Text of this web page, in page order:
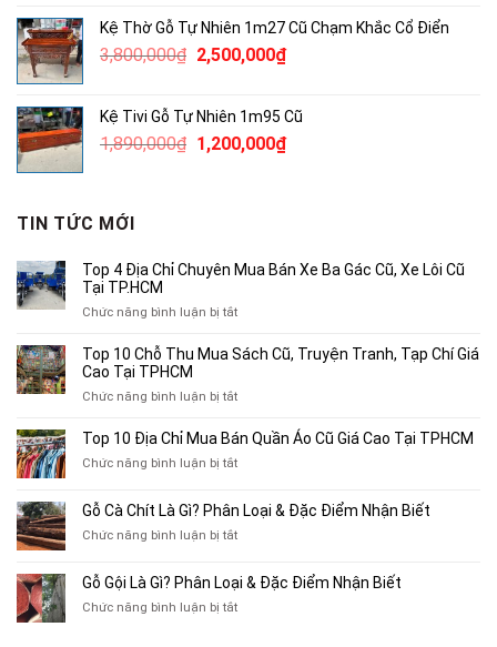
380,000₫.là:
250,000₫.
Kệ Thờ Gỗ Tự Nhiên 1m27 Cũ Chạm Khắc Cổ Điển
3,800,000₫ Giá
3,800,000₫.
2,500,000₫Giá
là:
2,500,000₫.
Kệ Tivi Gỗ Tự Nhiên 1m95 Cũ
1,890,000₫ Giá
1,200,000₫Giá
TIN TỨC MỚI
Top 4 Địa Chỉ Chuyên Mua Bán Xe Ba Gác Cũ, Xe Lôi Cũ
Tại TP.HCM
Chức năng bình luận bị tắtở
4
Chuyên
Bán
Xe
Cũ,
Xe
Cũ
TP.HCM
Top 10 Chỗ Thu Mua Sách Cũ, Truyện Tranh, Tạp Chí Giá
Cao Tại TPHCM
Chức năng bình luận bị tắtở
10
Thu
Sách
Tạp
Chí
Top 10 Địa Chỉ Mua Bán Quần Áo Cũ Giá Cao Tại TPHCM
Chức năng bình luận bị tắtở
Địa
Chỉ
Bán
Áo
Gỗ Cà Chít Là Gì? Phân Loại & Đặc Điểm Nhận Biết
Chức năng bình luận bị tắtở
Chít
Là
Gỗ Gội Là Gì? Phân Loại & Đặc Điểm Nhận Biết
Chức năng bình luận bị tắtở